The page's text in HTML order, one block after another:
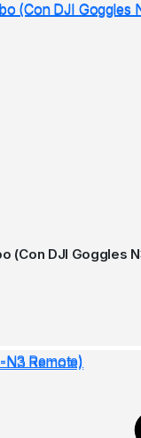
(Con DJI Goggles